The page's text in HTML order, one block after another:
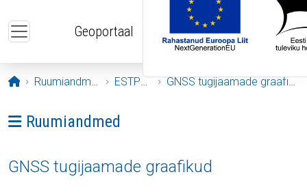
Geoportaal
Avaleht
Ruumiandmed ESTPOS GNSS tugijaamade graafikud
Ava menüü: Ruumiandmed
Ruumiandmed
GNSS tugijaamade graafikud